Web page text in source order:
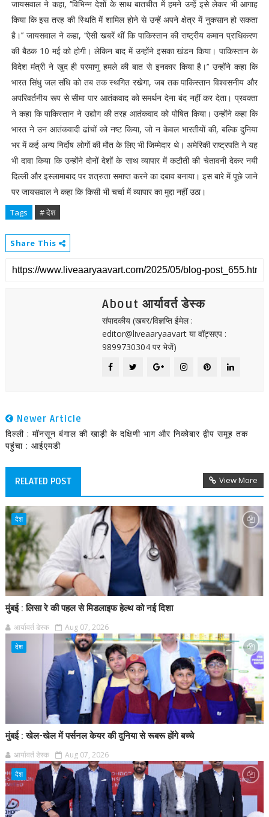
जायसवाल ने कहा, ‘‘विभिन्न देशों के साथ बातचीत में हमने उन्हें इसे लेकर भी आगाह
किया कि इस तरह की स्थिति में शामिल होने से उन्हें अपने क्षेत्र में नुकसान हो सकता
है।’’ जायसवाल ने कहा, ‘‘ऐसी खबरें थीं कि पाकिस्तान की राष्ट्रीय कमान प्राधिकरण
की बैठक 10 मई को होगी। लेकिन बाद में उन्होंने इसका खंडन किया। पाकिस्तान के
विदेश मंत्री ने खुद ही परमाणु हमले की बात से इनकार किया है।’’ उन्होंने कहा कि
भारत सिंधु जल संधि को तब तक स्थगित रखेगा, जब तक पाकिस्तान विश्वसनीय और
अपरिवर्तनीय रूप से सीमा पार आतंकवाद को समर्थन देना बंद नहीं कर देता। प्रवक्ता
ने कहा कि पाकिस्तान ने उद्योग की तरह आतंकवाद को पोषित किया। उन्होंने कहा कि
भारत ने उन आतंकवादी ढांचों को नष्ट किया, जो न केवल भारतीयों की, बल्कि दुनिया
भर में कई अन्य निर्दोष लोगों की मौत के लिए भी जिम्मेदार थे। अमेरिकी राष्ट्रपति ने यह
भी दावा किया कि उन्होंने दोनों देशों के साथ व्यापार में कटौती की चेतावनी देकर नयी
दिल्ली और इस्लामाबाद पर शत्रुता समाप्त करने का दबाव बनाया। इस बारे में पूछे जाने
पर जायसवाल ने कहा कि किसी भी चर्चा में व्यापार का मुद्दा नहीं उठा।
Tags # देश
Share This
About आर्यावर्त डेस्क
संपादकीय (खबर/विज्ञप्ति ईमेल :
editor@liveaaryaavart या वॉट्सएप :
9899730304 पर भेजें)
Newer Article
दिल्ली : मॉनसून बंगाल की खाड़ी के दक्षिणी भाग और निकोबार द्वीप समूह तक
पहुंचा : आईएमडी
RELATED POST View More
देश
मुंबई : लिसा रे की पहल से मिडलाइफ हेल्थ को नई दिशा
आर्यावर्त डेस्क Aug 07, 2026
देश
मुंबई : खेल-खेल में पर्सनल केयर की दुनिया से रूबरू होंगे बच्चे
आर्यावर्त डेस्क Aug 07, 2026
देश